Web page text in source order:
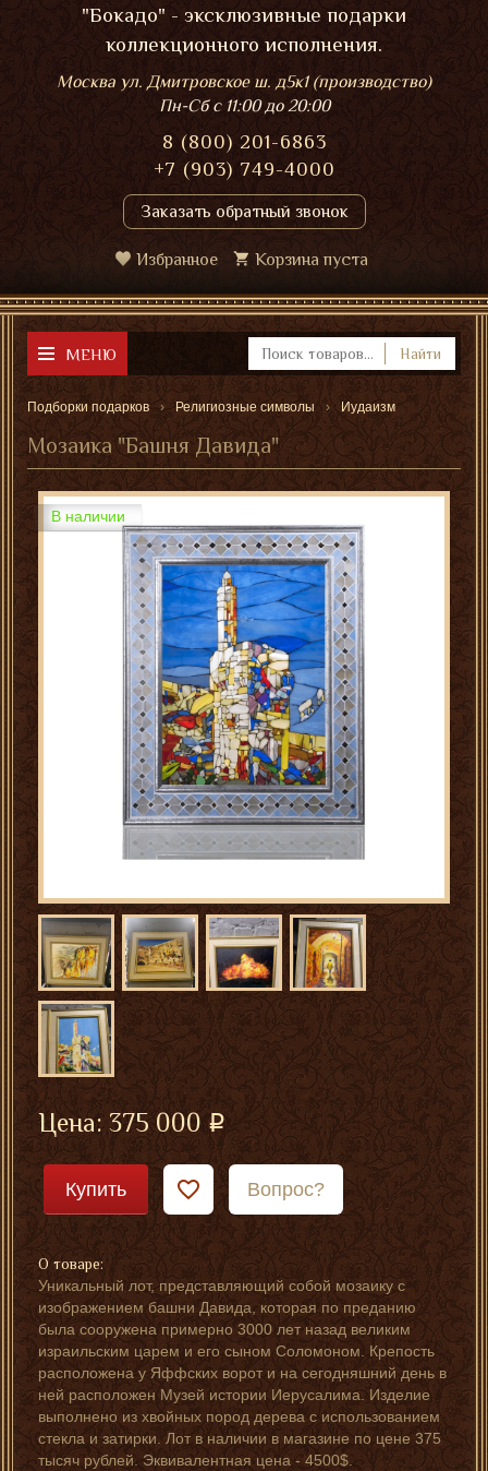
"Бокадо" - эксклюзивные подарки
коллекционного исполнения.
Москва ул. Дмитровское ш. д5к1 (производство)
Пн-Сбс 11:00 до 20:00
8 (800) 201-6863
+7 (903) 749-4000
Заказать обратный звонок
Избранное Корзина пуста
МЕНЮ Найти
Подборки подарков Религиозные символы Иудаизм
Мозаика "Башня Давида"
В наличии
Цена:375 000
Купить Вопрос?
О товаре:
Уникальный лот, представляющий собой мозаику с
изображением башни Давида, которая по преданию
была сооружена примерно 3000 лет назад великим
израильским царем и его сыном Соломоном. Крепость
расположена у Яффских ворот и на сегодняшний день в
ней расположен Музей истории Иерусалима. Изделие
выполнено из хвойных пород дерева с использованием
стекла и затирки. Лот в наличии в магазине по цене 375
тысяч рублей. Эквивалентная цена - 4500$.